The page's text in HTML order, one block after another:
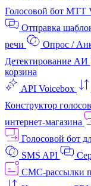
Голосовой бот МТТ
Отправка
речи
Опрос /
Детектирование АИ
корзина
API Voicebox
Конструктор
интернет‑магазина
Голосовой бот
SMS API
СМС-рассылки